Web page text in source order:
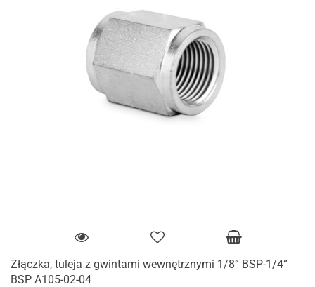
Złączka, tuleja z gwintami wewnętrznymi 1/8” BSP-1/4”
BSP A105-02-04